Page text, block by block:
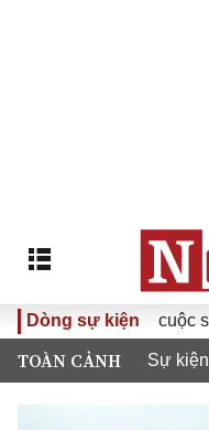
Dòng sự kiện
XIV vào cuộc sống
TOÀN CẢNH Sự kiện